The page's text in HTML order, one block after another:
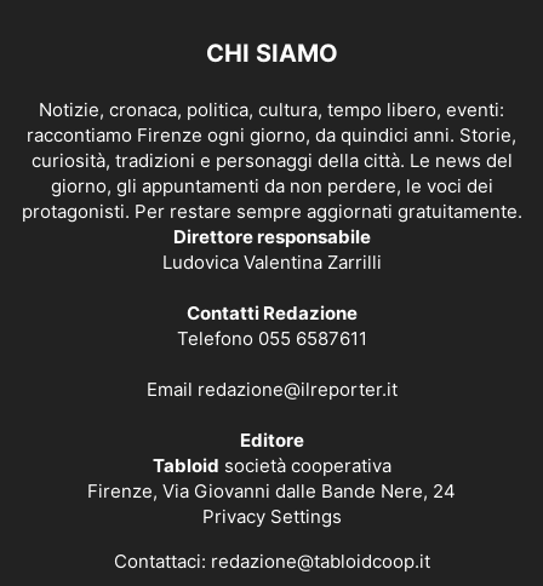
CHI SIAMO
Notizie, cronaca, politica, cultura, tempo libero, eventi:
raccontiamo Firenze ogni giorno, da quindici anni. Storie,
curiosità, tradizioni e personaggi della città. Le news del
giorno, gli appuntamenti da non perdere, le voci dei
protagonisti. Per restare sempre aggiornati gratuitamente.
Direttore responsabile
Ludovica Valentina Zarrilli
Contatti Redazione
Telefono 055 6587611
Email redazione@ilreporter.it
Editore
Tabloid società cooperativa
Firenze, Via Giovanni dalle Bande Nere, 24
Privacy Settings
Contattaci: redazione@tabloidcoop.it